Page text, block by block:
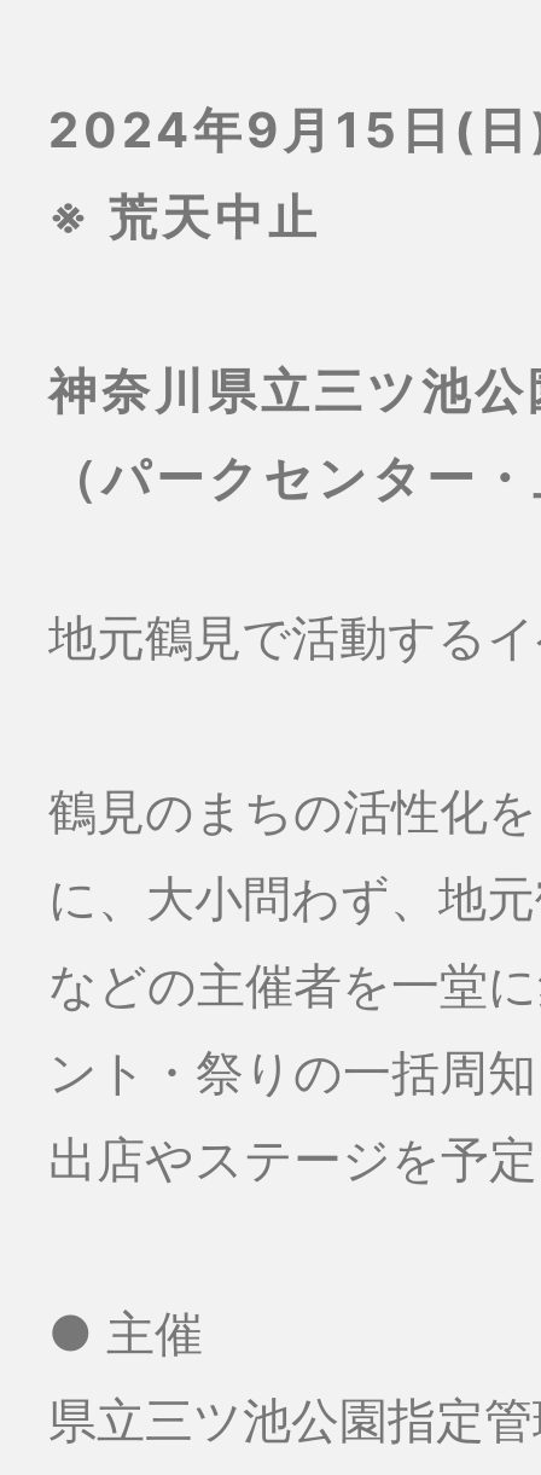
2024年9月15日(
※ 荒天中止
神奈川県立三ツ池公
（パークセンター
地元鶴見で活動する
鶴見のまちの活性化
に、大小問わず、地
などの主催者を一堂
ント・祭りの一括周
出店やステージを予
● 主催
県立三ツ池公園指定